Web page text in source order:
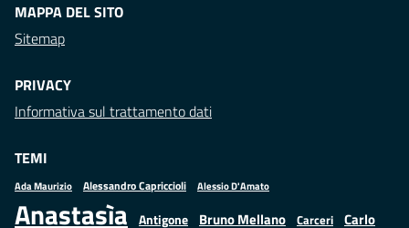
MAPPA DEL SITO
Sitemap
PRIVACY
Informativa sul trattamento dati
TEMI
Ada Maurizio Alessandro Capriccioli Alessio D'Amato
Anastasìa Antigone Bruno Mellano Carceri
Carlo